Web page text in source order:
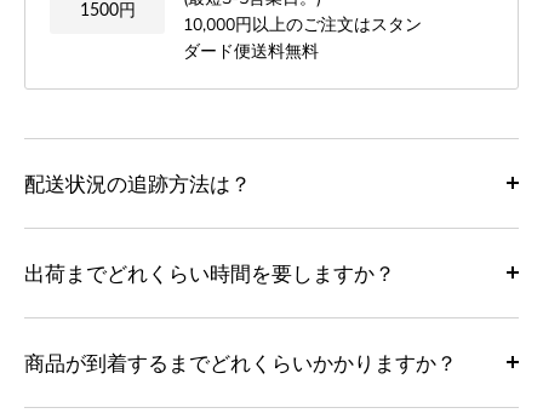
1500円
10,000円以上のご注文はスタン
ダード便送料無料
配送状況の追跡方法は？
出荷までどれくらい時間を要しますか？
商品が到着するまでどれくらいかかりますか？